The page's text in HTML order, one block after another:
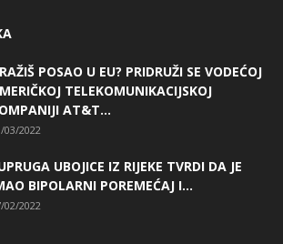
POSAO U EU? PRIDRUŽI SE VODEĆOJ
TELEKOMUNIKACIJSKOJ
AT&T...
03/2022
UBOJICE IZ RIJEKE TVRDI DA JE
BIPOLARNI POREMEĆAJ I...
02/2022